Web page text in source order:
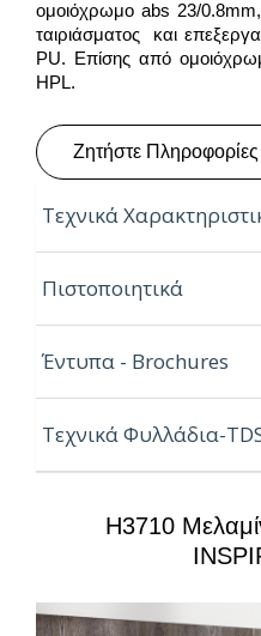
ομοιόχρωμο abs 23/
ταιριάσματος και
PU. Επίσης από
HPL.
Ζητήστε Πληροφορίες
Τεχνικά
Παραγόμενο μήκος:
Παραγόμενο πλάτος:
Πάχος:
Ιδιότητες:
– Ανθεκτικότητα στη
Πιστοποιητικά
Έντυπα - Brochures
Τεχνικά Φυλλάδια-
H3710